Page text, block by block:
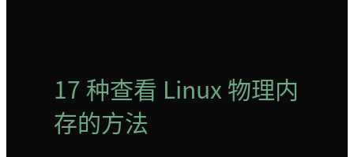
17 种查看 Linux 物理内
存的方法